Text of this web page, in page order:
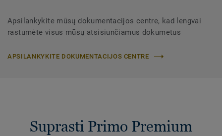
Apsilankykite mūsų dokumentacijos centre, kad lengvai
rastumėte visus mūsų atsisiunčiamus dokumetus
APSILANKYKITE DOKUMENTACIJOS CENTRE
Suprasti Primo Premium